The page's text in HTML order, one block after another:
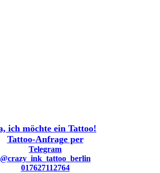
ich möchte ein Tattoo!
Tattoo-Anfrage per
Telegram
@crazy_ink_tattoo_berlin
017627112764